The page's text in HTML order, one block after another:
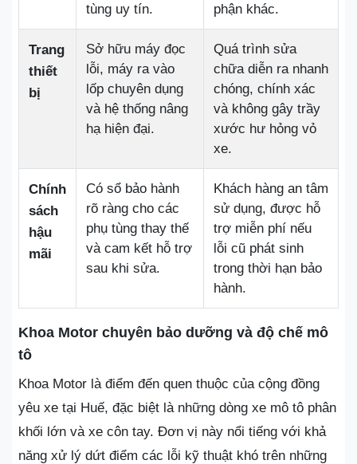
tùng uy tín.
phận khác.
Trang
thiết
bị
Sở hữu máy đọc
lỗi, máy ra vào
lốp chuyên dụng
và hệ thống nâng
hạ hiện đại.
Quá trình sửa
chữa diễn ra nhanh
chóng, chính xác
và không gây trầy
xước hư hỏng vỏ
xe.
Chính
sách
hậu
mãi
Có sổ bảo hành
rõ ràng cho các
phụ tùng thay thế
và cam kết hỗ trợ
sau khi sửa.
Khách hàng an tâm
sử dụng, được hỗ
trợ miễn phí nếu
lỗi cũ phát sinh
trong thời hạn bảo
hành.
Khoa Motor chuyên bảo dưỡng và độ chế mô
tô
Khoa Motor là điểm đến quen thuộc của cộng đồng
yêu xe tại Huế, đặc biệt là những dòng xe mô tô phân
khối lớn và xe côn tay. Đơn vị này nổi tiếng với khả
năng xử lý dứt điểm các lỗi kỹ thuật khó trên những